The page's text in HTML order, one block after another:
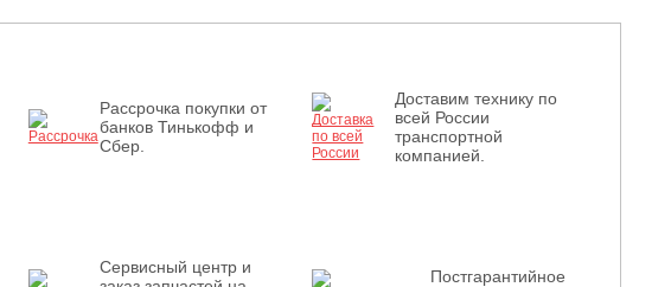
Рассрочка покупки от
банков Тинькофф и
Сбер.
Доставим технику по
всей России
транспортной
компанией.
Сервисный центр и
Постгарантийное